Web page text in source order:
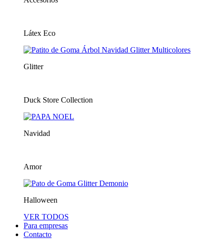
Látex Eco
Glitter
Duck Store Collection
Navidad
Amor
Halloween
VER TODOS
Para empresas
Contacto